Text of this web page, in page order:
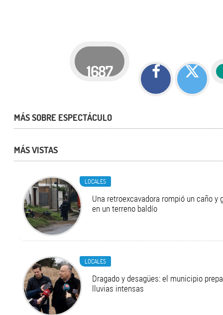
1687
MÁS SOBRE ESPECTÁCULO
MÁS VISTAS
LOCALES
Una retroexcavadora rompió un caño y
en un terreno baldío
LOCALES
Dragado y desagües: el municipio
lluvias intensas